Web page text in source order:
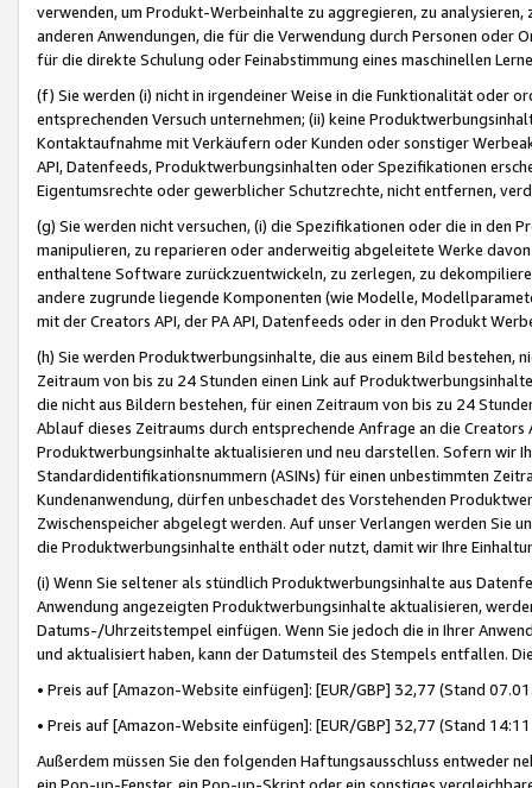
verwenden, um Produkt-Werbeinhalte zu aggregieren, zu
anderen Anwendungen, die für die Verwendung durch Personen
für die direkte Schulung oder Feinabstimmung eines maschinellen
(f) Sie werden (i) nicht in irgendeiner Weise in die Funktionalität oder
entsprechenden Versuch unternehmen; (ii) keine
Kontaktaufnahme mit Verkäufern oder Kunden oder sonstiger
API, Datenfeeds, Produktwerbungsinhalten oder Spezifikationen
Eigentumsrechte oder gewerblicher Schutzrechte, nicht entfernen,
(g) Sie werden nicht versuchen, (i) die Spezifikationen oder die in
manipulieren, zu reparieren oder anderweitig abgeleitete Werke
enthaltene Software zurückzuentwickeln, zu zerlegen, zu
andere zugrunde liegende Komponenten (wie Modelle,
mit der Creators API, der PA API, Datenfeeds oder in den Produkt
(h) Sie werden Produktwerbungsinhalte, die aus einem Bild bestehen,
Zeitraum von bis zu 24 Stunden einen Link auf
die nicht aus Bildern bestehen, für einen Zeitraum von bis zu 24
Ablauf dieses Zeitraums durch entsprechende Anfrage an die
Produktwerbungsinhalte aktualisieren und neu darstellen. Sofern wir
Standardidentifikationsnummern (ASINs) für einen unbestimmten
Kundenanwendung, dürfen unbeschadet des Vorstehenden
Zwischenspeicher abgelegt werden. Auf unser Verlangen werden Sie
die Produktwerbungsinhalte enthält oder nutzt, damit wir Ihre
(i) Wenn Sie seltener als stündlich Produktwerbungsinhalte aus
Anwendung angezeigten Produktwerbungsinhalte aktualisieren,
Datums-/Uhrzeitstempel einfügen. Wenn Sie jedoch die in Ihrer
und aktualisiert haben, kann der Datumsteil des Stempels entfallen.
• Preis auf [Amazon-Website einfügen]: [EUR/GBP] 32,77 (Stand
• Preis auf [Amazon-Website einfügen]: [EUR/GBP] 32,77 (Stand
Außerdem müssen Sie den folgenden Haftungsausschluss entweder
ein Pop-up-Fenster, ein Pop-up-Skript oder ein sonstiges